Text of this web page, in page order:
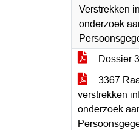
Verstrekken
onderzoek
Dossier
3367
verstrekken
onderzoek